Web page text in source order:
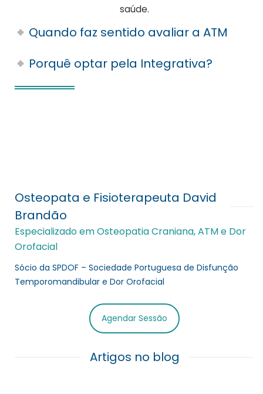
saúde.
Quando faz sentido avaliar a ATM
Porquê optar pela Integrativa?
Osteopata e Fisioterapeuta David
Brandão
Especializado em Osteopatia Craniana, ATM e Dor
Orofacial
Sócio da SPDOF – Sociedade Portuguesa de Disfunção
Temporomandibular e Dor Orofacial
Agendar Sessão
Artigos no blog